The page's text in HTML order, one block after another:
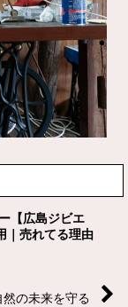
【広島ジビエ
｜売れてる理由
の未来を守る